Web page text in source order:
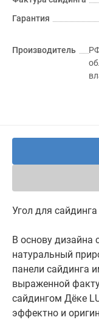
Гарантия
Производитель
Угол для сайдинга
В основу дизайна
натуральный
панели сайдинга
выраженной
сайдингом Дёке
эффектно и